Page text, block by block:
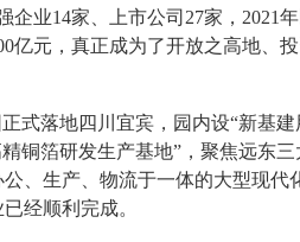
企业14家、上市公司27家，2021
亿元，真正成为了开放之高地、投
式落地四川宜宾，园内设“新基
铜箔研发生产基地”，聚焦远东
、生产、物流于一体的大型现代
经顺利完成。